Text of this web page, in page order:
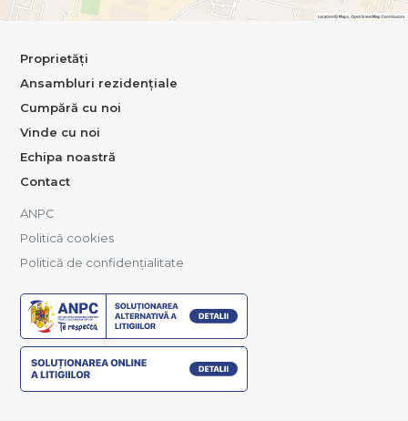
Proprietăți
Ansambluri rezidențiale
Cumpără cu noi
Vinde cu noi
Echipa noastră
Contact
ANPC
Politică cookies
Politică de confidențialitate